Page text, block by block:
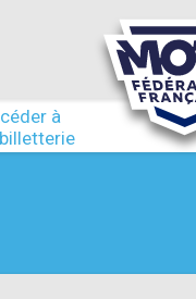
à
NEVERS MAGNY-COURS (58)
24/09/2026 au 27/09/2026